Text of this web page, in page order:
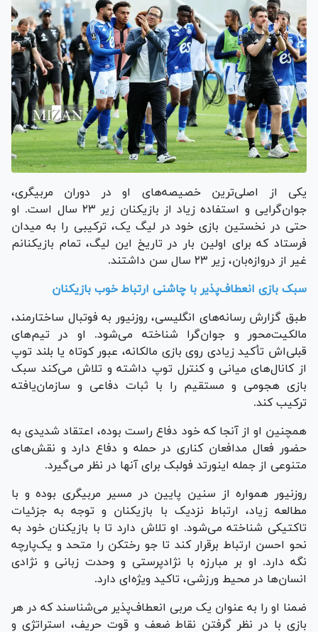
یکی از اصلی‌ترین خصیصه‌های او در دوران مربیگری،
جوان‌گرایی و استفاده زیاد از بازیکنان زیر ۲۳ سال است. او
حتی در نخستین بازی خود در لیگ یک، ترکیبی را به میدان
فرستاد که برای اولین بار در تاریخ این لیگ، تمام بازیکنانم
غیر از دروازه‌بان، زیر ۲۳ سال سن داشتند.
سبک بازی انعطاف‌پذیر با چاشنی ارتباط خوب بازیکنان
طبق گزارش رسانه‌های انگلیسی، روزنیور به فوتبال ساختارمند،
مالکیت‌محور و جوان‌گرا شناخته می‌شود. او در تیم‌های
قبلی‌اش تأکید زیادی روی بازی مالکانه، عبور کوتاه یا بلند توپ
از کانال‌های میانی و کنترل توپ داشته و تلاش می‌کند سبک
بازی هجومی و مستقیم را با ثبات دفاعی و سازمان‌یافته
ترکیب کند.
همچنین او از آنجا که خود دفاع راست بوده، اعتقاد شدیدی به
حضور فعال مدافعان کناری در حمله و دفاع دارد و نقش‌های
متنوعی از جمله اینورتد فولبک برای آنها در نظر می‌گیرد.
روزنیور همواره از سنین پایین در مسیر مربیگری بوده و با
مطالعه زیاد، ارتباط نزدیک با بازیکنان و توجه به جزئیات
تاکتیکی شناخته می‌شود. او تلاش دارد تا با بازیکنان خود به
نحو احسن ارتباط برقرار کند تا جو رختکن را متحد و یک‌پارچه
نگه دارد. او بر مبارزه با نژادپرستی و وحدت زبانی و نژادی
انسان‌ها در محیط ورزشی، تاکید ویژه‌ای دارد.
ضمنا او را به عنوان یک مربی انعطاف‌پذیر می‌شناسند که در هر
بازی با در نظر گرفتن نقاط ضعف و قوت حریف، استراتژی و